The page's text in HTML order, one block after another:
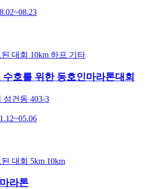
대회 10km 하프 기타
수호를 위한 동호인마라톤대회
성건동 403-3
대회 5km 10km
라톤